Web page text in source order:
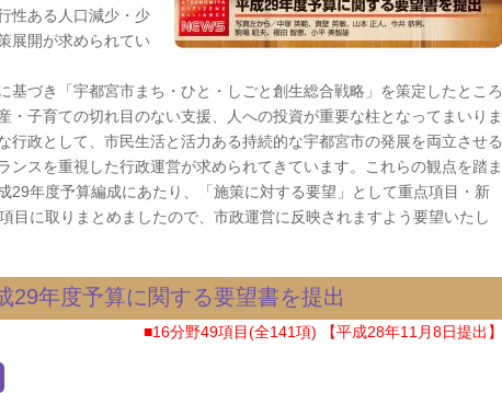
性ある人口減少・少
展開が求められてい
づき「宇都宮市まち・ひと・しごと創生総合戦略」を策定したところ
・子育ての切れ目のない支援、人への投資が重要な柱となってまいりま
行政として、市民生活と活力ある持続的な宇都宮市の発展を両立させる
ンスを重視した行政運営が求められてきています。これらの観点を踏ま
29年度予算編成にあたり、「施策に対する要望」として重点項目・新
目に取りまとめましたので、市政運営に反映されますよう要望いたし
29年度予算に関する要望書を提出
■16分野49項目(全141項) 【平成28年11月8日提出】